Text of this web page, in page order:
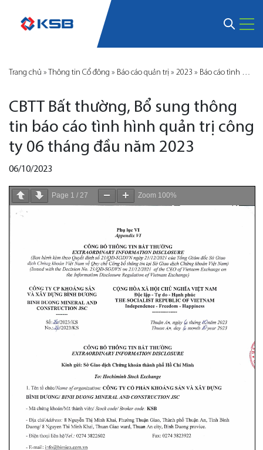
Trang chủ » Thông tin Cổ đông » Báo cáo quản trị » 2023 » Báo cáo tình hình quản trị
CBTT Bất thường, Bổ sung thông
tin báo cáo tình hình quản trị công
ty 06 tháng đầu năm 2023
06/10/2023
Page 1 / 27 Zoom 100%